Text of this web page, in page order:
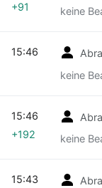
keine
+91
keine
15:46
keine
15:46
+192
15:43